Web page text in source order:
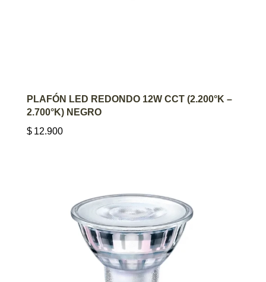
AGREGAR AL CARRITO
PLAFÓN LED REDONDO 12W CCT (2.200°K –
2.700°K) NEGRO
$ 12.900